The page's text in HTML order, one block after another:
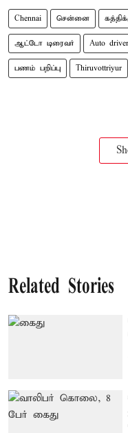
Chennai சென்னை
ஆட்டோ டிரைவர் Auto driver
பணம் பறிப்பு Thiruvottriyur
Related Stories